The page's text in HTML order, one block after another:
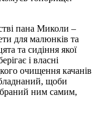
пана Миколи –
для малюнків та
та сидіння якої
і власні
очищення качанів
щоби
ним самим,